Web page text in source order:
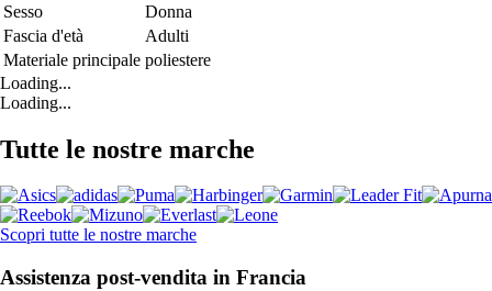
Sesso
Donna
Fascia d'età
Adulti
Materiale principale poliestere
Loading...
Loading...
Tutte le nostre marche
Scopri tutte le nostre marche
Assistenza post-vendita in Francia